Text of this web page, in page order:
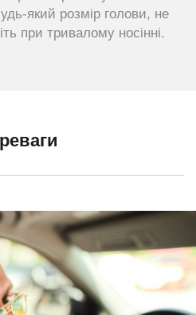
який розмір голови, не
при тривалому носінні.